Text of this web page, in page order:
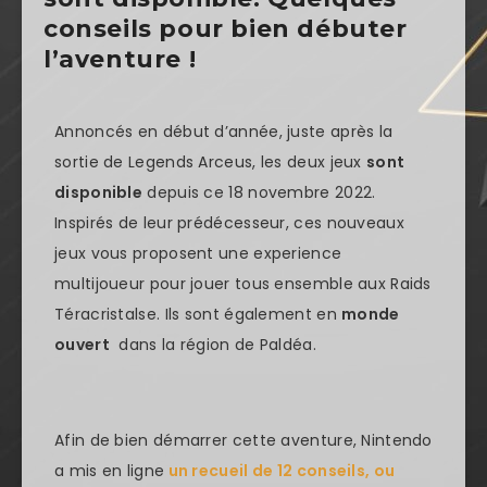
conseils pour bien débuter
l’aventure !
Annoncés en début d’année, juste après la
sortie de Legends Arceus, les deux jeux sont
disponible depuis ce 18 novembre 2022.
Inspirés de leur prédécesseur, ces nouveaux
jeux vous proposent une experience
multijoueur pour jouer tous ensemble aux Raids
Téracristalse. Ils sont également en monde
ouvert dans la région de Paldéa.
Afin de bien démarrer cette aventure, Nintendo
a mis en ligne un recueil de 12 conseils, ou